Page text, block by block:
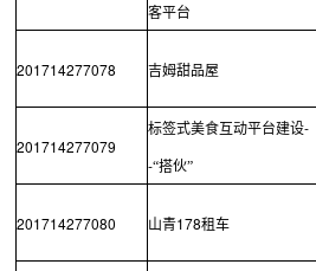
客平台
201714277078 吉姆甜品屋
201714277079
标签式美食互动平台建设-
-“搭伙”
201714277080 山青178租车